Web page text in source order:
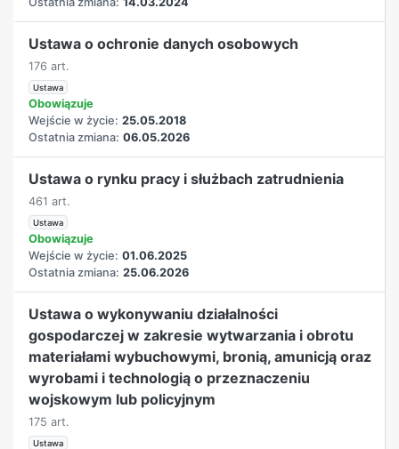
Ustawa o ochronie danych osobowych
176 art.
Ustawa
Obowiązuje
Wejście w życie: 25.05.2018
Ostatnia zmiana: 06.05.2026
Ustawa o rynku pracy i służbach zatrudnienia
461 art.
Ustawa
Obowiązuje
Wejście w życie: 01.06.2025
Ostatnia zmiana: 25.06.2026
Ustawa o wykonywaniu działalności
gospodarczej w zakresie wytwarzania i obrotu
materiałami wybuchowymi, bronią, amunicją oraz
wyrobami i technologią o przeznaczeniu
wojskowym lub policyjnym
175 art.
Ustawa